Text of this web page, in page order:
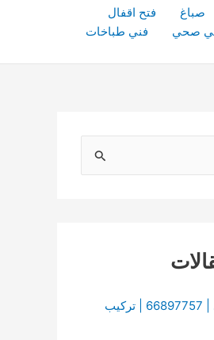
صباغ
فتح اقفال
صحي
فني طباخات
فتح اقفال سلوي | 66897757 | تركيب